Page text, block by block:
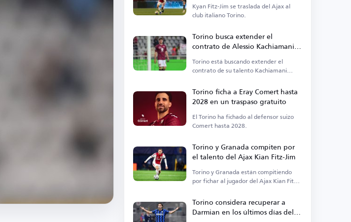
Kyan Fitz-Jim se traslada del Ajax al
club italiano Torino.
Torino busca extender el
contrato de Alessio Kachiamani
hasta 2030
Torino está buscando extender el
contrato de su talento Kachiamani
Torino ficha a Eray Comert hasta
2028 en un traspaso gratuito
El Torino ha fichado al defensor suizo
Comert hasta 2028.
Torino y Granada compiten por
el talento del Ajax Kian Fitz-Jim
Torino y Granada están compitiendo
por fichar al jugador del Ajax Kian Fitz-
Torino considera recuperar a
Darmian en los últimos días del